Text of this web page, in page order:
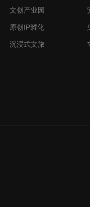
文创产业园
原创IP孵化
沉浸式文旅